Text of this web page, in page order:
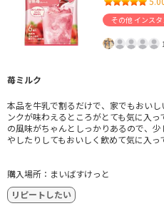
その他 インス
苺ミルク
本品を牛乳で割るだけで、家でもおいし
ンクが味わえるところがとても気に入っ
の風味がちゃんとしっかりあるので、
やしたりしてもおいしく飲めて気に入っ
購入場所：まいばすけっと
リピートしたい